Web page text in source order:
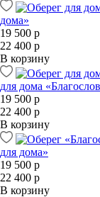
дома»
19 500 р
22 400 р
В корзину
для дома
19 500 р
22 400 р
В корзину
для дома»
19 500 р
22 400 р
В корзину